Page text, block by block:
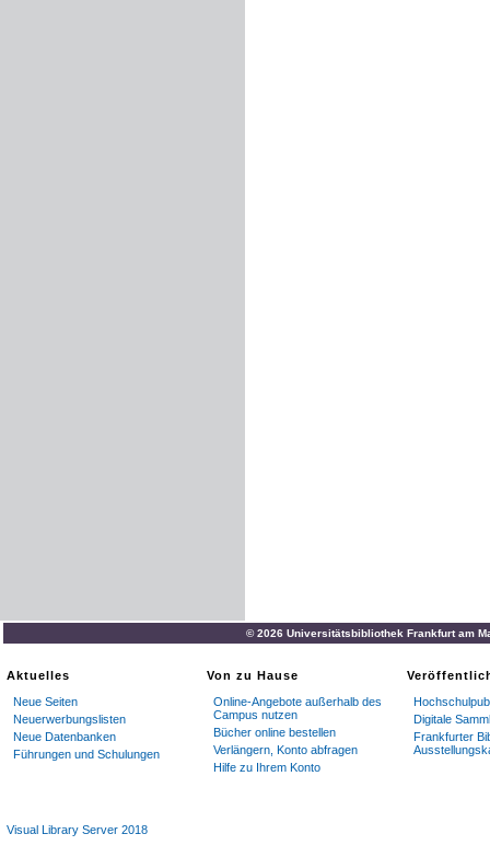
© 2026 Universitätsbibliothek Frankfurt am
Aktuelles
Neue Seiten
Neuerwerbungslisten
Neue Datenbanken
Führungen und Schulungen
Von zu Hause
Online-Angebote außerhalb des
Campus nutzen
Bücher online bestellen
Verlängern, Konto abfragen
Hilfe zu Ihrem Konto
Digitale
Frankfurter
Visual Library Server 2018